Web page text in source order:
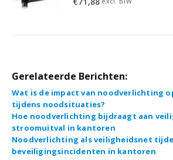
Gerelateerde Berichten:
Wat is de impact van noodverlichting
tijdens noodsituaties?
Hoe noodverlichting bijdraagt aan
stroomuitval in kantoren
Noodverlichting als veiligheidsnet
beveiligingsincidenten in kantoren